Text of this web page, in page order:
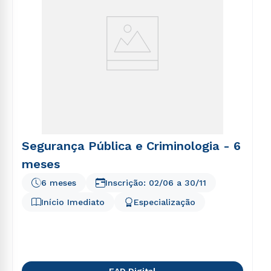
Segurança Pública e Criminologia - 6
meses
Início Imediato
6 meses
Especialização
Inscrição: 02/06 a 30/11